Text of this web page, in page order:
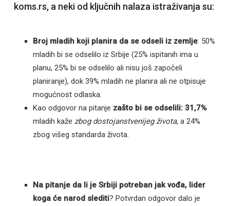
koms.rs, a neki od ključnih nalaza istraživanja su:
Broj mladih koji planira da se odseli iz zemlje: 50%
mladih bi se odselilo iz Srbije (25% ispitanih ima u
planu, 25% bi se odselilo ali nisu još započeli
planiranje), dok 39% mladih ne planira ali ne otpisuje
mogućnost odlaska.
Kao odgovor na pitanje zašto bi se odselili: 31,7%
mladih kažezbog dostojanstvenijeg života, a 24%
zbog višeg standarda života.
Na pitanje da li je Srbiji potreban jak vođa, lider
koga će narod slediti? Potvrdan odgovor dalo je